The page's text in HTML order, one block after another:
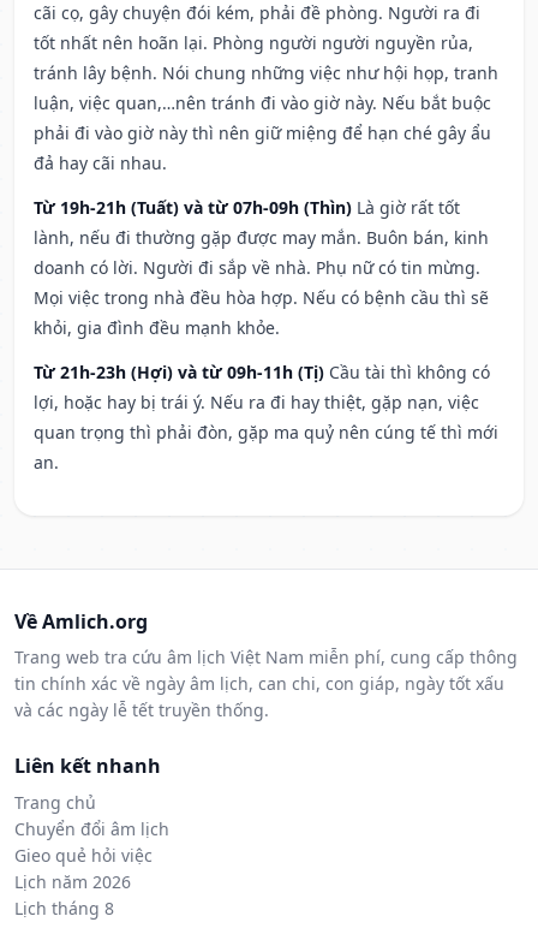
cãi cọ, gây chuyện đói kém, phải đề phòng. Người ra đi
tốt nhất nên hoãn lại. Phòng người người nguyền rủa,
tránh lây bệnh. Nói chung những việc như hội họp, tranh
luận, việc quan,…nên tránh đi vào giờ này. Nếu bắt buộc
phải đi vào giờ này thì nên giữ miệng để hạn ché gây ẩu
đả hay cãi nhau.
Từ 19h-21h (Tuất) và từ 07h-09h (Thìn) Là giờ rất tốt
lành, nếu đi thường gặp được may mắn. Buôn bán, kinh
doanh có lời. Người đi sắp về nhà. Phụ nữ có tin mừng.
Mọi việc trong nhà đều hòa hợp. Nếu có bệnh cầu thì sẽ
khỏi, gia đình đều mạnh khỏe.
Từ 21h-23h (Hợi) và từ 09h-11h (Tị) Cầu tài thì không có
lợi, hoặc hay bị trái ý. Nếu ra đi hay thiệt, gặp nạn, việc
quan trọng thì phải đòn, gặp ma quỷ nên cúng tế thì mới
an.
Về Amlich.org
Trang web tra cứu âm lịch Việt Nam miễn phí, cung cấp thông
tin chính xác về ngày âm lịch, can chi, con giáp, ngày tốt xấu
và các ngày lễ tết truyền thống.
Liên kết nhanh
Trang chủ
Chuyển đổi âm lịch
Gieo quẻ hỏi việc
Lịch năm 2026
Lịch tháng 8